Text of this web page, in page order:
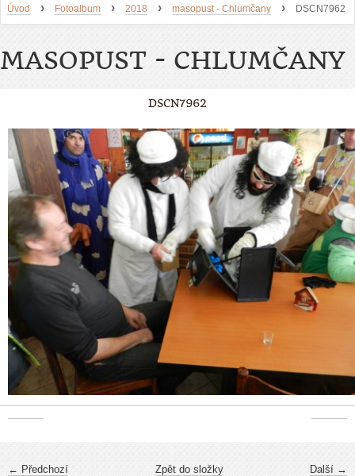
Úvod › Fotoalbum › 2018 › masopust - Chlumčany › DSCN7962
MASOPUST - CHLUMČANY
DSCN7962
← Předchozí Další →
Zpět do složky